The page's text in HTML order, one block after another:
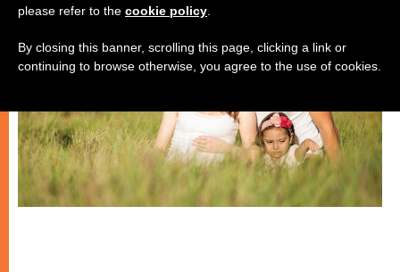
please refer to the cookie policy
By closing this banner, scrolling this page, clicking a link or
continuing to browse otherwise, you agree to the use of cookies.